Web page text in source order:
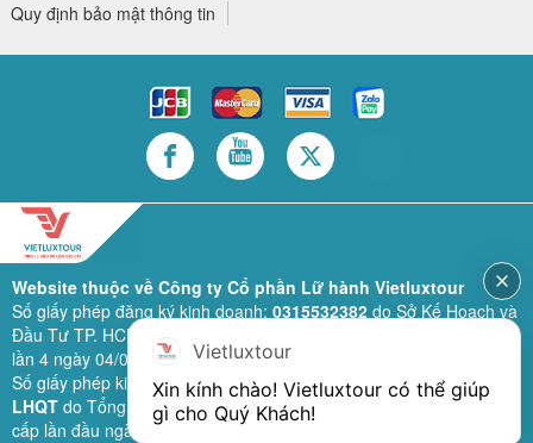
Quy định bảo mật thông tin
Website thuộc về Công ty Cổ phần Lữ hành Vietluxtour
Số giấy phép đăng ký kinh doanh: 0315532382do Sở Kế Hoạch và
Đầu Tư TP. HCM cấp lần đầu ngày 28/02/2019 (sửa đổi bổ sung
lần 4 ngày 04/06/2024).
Số giấy phép kinh doanh lữ hành quốc tế:79-1111/2019/TCDL-GP
LHQTdo Tổng Cục Du Lịch (nay là Cục Du lịch quốc gia Việt Nam)
cấp lần đầu ngày 26/09/2019 (sửa đổi, bổ sung lần 3 ngày
Vietluxtour
Xin kính chào! Vietluxtour có thể giúp
gì cho Quý Khách!